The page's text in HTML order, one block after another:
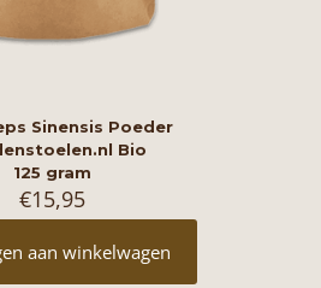
Sinensis Poeder
Bio
125 gram
€15,95
aan winkelwagen